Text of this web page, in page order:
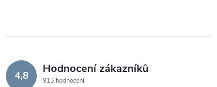
4,8 Hodnocení zákazníků
913 hodnocení